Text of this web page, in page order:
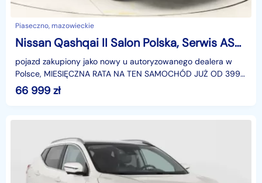
Piaseczno, mazowieckie
Nissan Qashqai II Salon Polska, Serwis ASO, Automat, Skóra, Navi, Klimatronic,
pojazd zakupiony jako nowy u autoryzowanego dealera w
Polsce, MIESIĘCZNA RATA NA TEN SAMOCHÓD JUŻ OD 399
PLN*Podana w ogłoszeniu lokalizacja pojazdu jest aktua
66 999 zł